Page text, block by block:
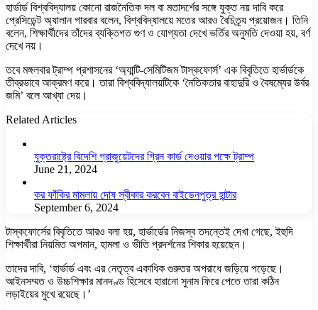
হার্ভার্ড বিশ্ববিদ্যালয় কোনো রাজনৈতিক দল বা মতাদর্শের সঙ্গে যুক্ত নয় দাবি করে
প্রেসিডেন্ট অ্যালান গারবার বলেন, বিশ্ববিদ্যালয়ে মতের আরও বৈচিত্র্য প্রয়োজন। তিনি
বলেন, শিক্ষার্থীদের তাঁদের ব্যক্তিগত গুণ ও যোগ্যতা দেখে ভর্তির অনুমতি দেওয়া হয়, বর্ণ
দেখে নয়।
তবে মঙ্গলবার ট্রাম্প প্রশাসনের ‘অ্যান্টি-সেমিটিজম টাস্কফোর্স’ এক বিবৃতিতে হার্ভার্ডকে
তীব্রভাবে আক্রমণ করে। তারা বিশ্ববিদ্যালয়টিকে ‘নৈতিকতার বাহাদুরি ও বৈষম্যের উর্বর
জমি’ বলে আখ্যা দেয়।
Related Articles
যুক্তরাষ্ট্রে বিদেশি গ্রাজুয়েটদের গ্রিন কার্ড দেওয়ার পক্ষে ট্রাম্প
June 21, 2024
কর ফাঁকির মামলায় দোষ স্বীকার করবেন বাইডেনপুত্র হান্টার
September 6, 2024
টাস্কফোর্সের বিবৃতিতে আরও বলা হয়, হার্ভার্ডের নিজস্ব তদন্তেই দেখা গেছে, ইহুদি
শিক্ষার্থীরা নিয়মিত অপমান, হামলা ও ভীতি প্রদর্শনের শিকার হয়েছেন।
তাদের দাবি, ‘হার্ভার্ড এবং এর নেতৃত্ব একাধিক গুরুতর অপরাধে জড়িয়ে পড়েছে।
আইনসম্মত ও উচ্চশিক্ষার মানদণ্ড হিসেবে হারানো সুনাম ফিরে পেতে তারা কঠিন
লড়াইয়ের মুখে রয়েছে।’